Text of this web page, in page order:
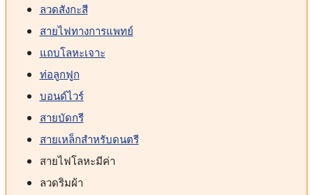
ลวดสังกะสี
สายไฟทางการแพทย์
แถบโลหะเจาะ
ท่อลูกฟูก
บอนด์ไวร์
สายบัดกรี
สายเหล็กสำหรับดนตรี
สายไฟโลหะมีค่า
ลวดริมผ้า